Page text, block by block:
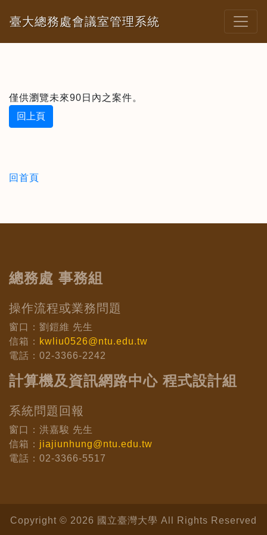
臺大總務處會議室管理系統
僅供瀏覽未來90日內之案件。
回上頁
回首頁
總務處 事務組
操作流程或業務問題
窗口：劉鎧維 先生
信箱： kwliu0526@ntu.edu.tw
電話：02-3366-2242
計算機及資訊網路中心 程式設計組
系統問題回報
窗口：洪嘉駿 先生
信箱： jiajiunhung@ntu.edu.tw
電話：02-3366-5517
Copyright © 2026 國立臺灣大學 All Rights Reserved